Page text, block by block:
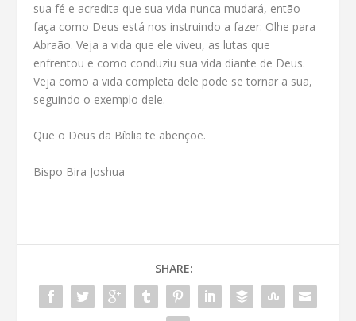
sua fé e acredita que sua vida nunca mudará, então
faça como Deus está nos instruindo a fazer: Olhe para
Abraão. Veja a vida que ele viveu, as lutas que
enfrentou e como conduziu sua vida diante de Deus.
Veja como a vida completa dele pode se tornar a sua,
seguindo o exemplo dele.
Que o Deus da Bíblia te abençoe.
Bispo Bira Joshua
SHARE: